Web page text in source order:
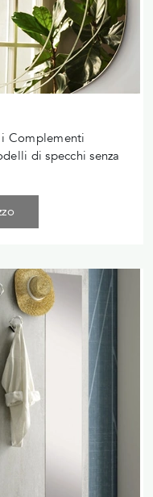
Complementi
di specchi senza